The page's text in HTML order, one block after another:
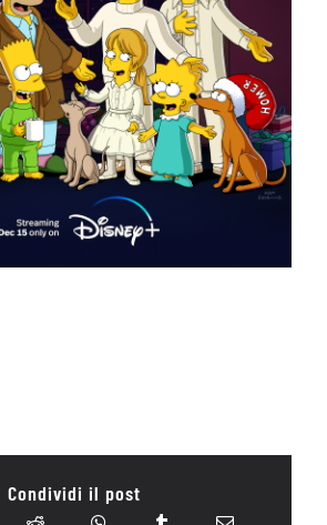
Condividi il post